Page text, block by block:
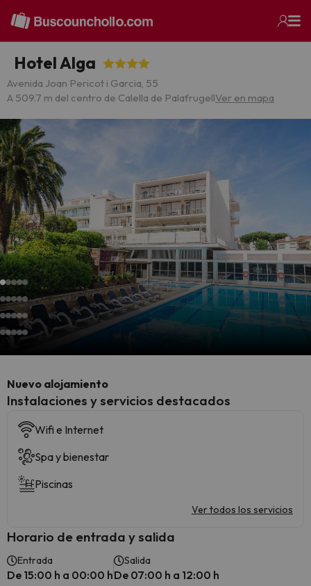
Hotel Alga
Avenida Joan Pericot i Garcia, 55
A 509.7 m del centro de Calella de PalafrugellVer en mapa
Nuevo alojamiento
Instalaciones y servicios destacados
Wifi e Internet
Spa y bienestar
Piscinas
Ver todos los servicios
Horario de entrada y salida
Entrada
De 15:00 h a 00:00 h
Salida
De 07:00 h a 12:00 h